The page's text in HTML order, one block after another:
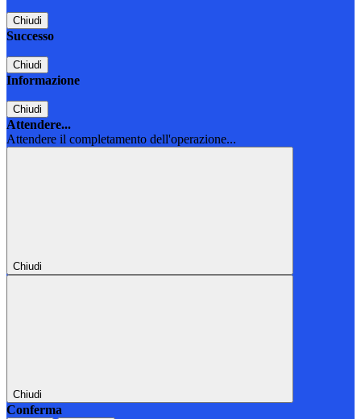
Chiudi
Successo
Chiudi
Informazione
Chiudi
Attendere...
Attendere il completamento dell'operazione...
Chiudi
Chiudi
Conferma